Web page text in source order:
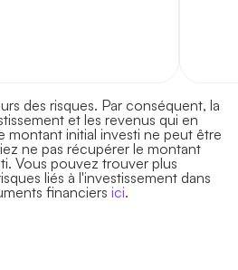
des risques. Par conséquent, la
et les revenus qui en
montant initial investi ne peut être
ne pas récupérer le montant
Vous pouvez trouver plus
liés à l'investissement dans
financiers ici.